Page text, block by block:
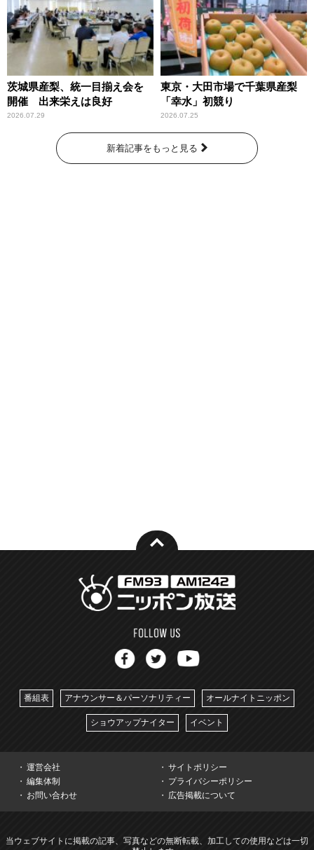
茨城県産梨、統一目揃え会を
開催 出来栄えは良好
2026.07.29
東京・大田市場で千葉県産梨
「幸水」初競り
2026.07.25
新着記事をもっと見る
番組表 アナウンサー＆パーソナリティー オールナイトニッポン
ショウアップナイター イベント
運営会社
サイトポリシー
編集体制
プライバシーポリシー
お問い合わせ
広告掲載について
当ウェブサイトに掲載の記事、写真などの無断転載、加工しての使用などは一切